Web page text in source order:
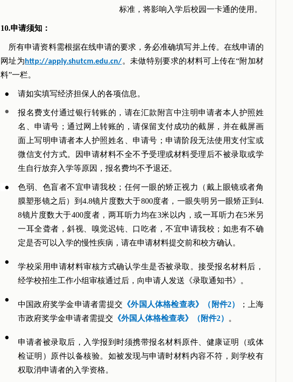
标准，将影响入学后校园一卡通的使用。
10.申请须知：
所有申请资料需根据在线申请的要求，务必准确填写并上传。在线申请的
网址为 http://apply.shutcm.edu.cn/。未做特别要求的材料可上传在“附加材
料”一栏。
● 请如实填写经济担保人的各项信息。
●
报名费支付通过银行转账的，请在汇款附言中注明申请者本人护照姓
名、申请号；通过网上转账的，请保留支付成功的截屏，并在截屏画
面上写明申请者本人护照姓名、申请号；申请阶段无法使用支付宝或
微信支付方式。因申请材料不全不予受理或材料受理后不被录取或学
生自行放弃入学等原因，报名费均不予退还。
●
色弱、色盲者不宜申请我校；任何一眼的矫正视力（戴上眼镜或者角
膜塑形镜之后）到4.8镜片度数大于800度者，一眼失明另一眼矫正到4.
8镜片度数大于400度者，两耳听力均在3米以内，或一耳听力在5米另
一耳全聋者，斜视、嗅觉迟钝、口吃者，不宜申请我校；如患有不确
定是否可以入学的慢性疾病，请在申请材料提交前和校方确认。
●
学校采用申请材料审核方式确认学生是否被录取。接受报名材料后，
经学校招生工作小组审核通过后，向申请人发送《录取通知书》
。
●
中国政府奖学金申请者需提交 《外国人体格检查表》（附件2）
；上海
市政府奖学金申请者需提交 《外国人体格检查表》（附件2） 。
●
申请者被录取后，入学报到时须携带报名材料原件、健康证明（或体
检证明）原件以备核验。如被发现与申请时材料内容不符，则学校有
权取消申请者的入学资格。